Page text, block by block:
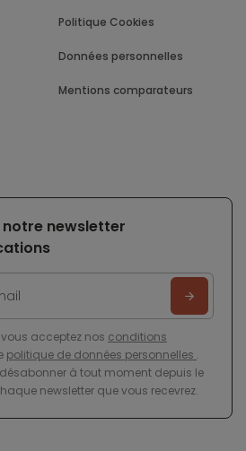
Politique Cookies
Données personnelles
Mentions comparateurs
newsletter
acceptez nos conditions
politique de données personnelles .
à tout moment depuis le
newsletter que vous recevrez.